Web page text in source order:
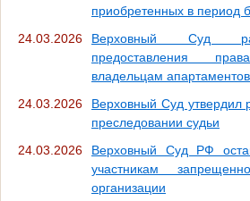
приобретенных в период
24.03.2026
Верховный Суд
предоставления
владельцам апартаментов
24.03.2026
Верховный Суд утвердил
преследовании судьи
24.03.2026
Верховный Суд РФ
участникам
организации